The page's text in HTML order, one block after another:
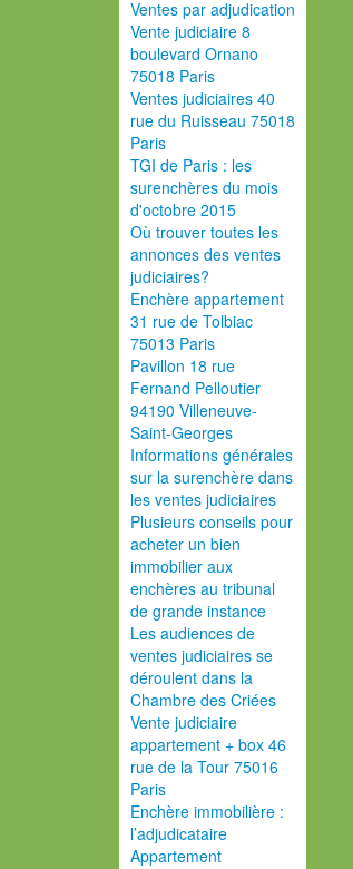
Ventes par adjudication
Vente judiciaire 8
boulevard Ornano
75018 Paris
Ventes judiciaires 40
rue du Ruisseau 75018
Paris
TGI de Paris : les
surenchères du mois
d'octobre 2015
Où trouver toutes les
annonces des ventes
judiciaires?
Enchère appartement
31 rue de Tolbiac
75013 Paris
Pavillon 18 rue
Fernand Pelloutier
94190 Villeneuve-
Saint-Georges
Informations générales
sur la surenchère dans
les ventes judiciaires
Plusieurs conseils pour
acheter un bien
immobilier aux
enchères au tribunal
de grande instance
Les audiences de
ventes judiciaires se
déroulent dans la
Chambre des Criées
Vente judiciaire
appartement + box 46
rue de la Tour 75016
Paris
Enchère immobilière :
l’adjudicataire
Appartement